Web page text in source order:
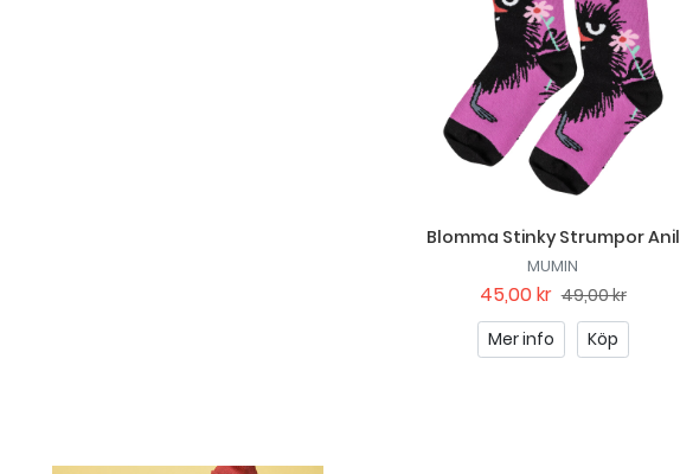
Blomma Stinky Strumpor Anil
MUMIN
45,00 kr 49,00 kr
Mer info
Köp